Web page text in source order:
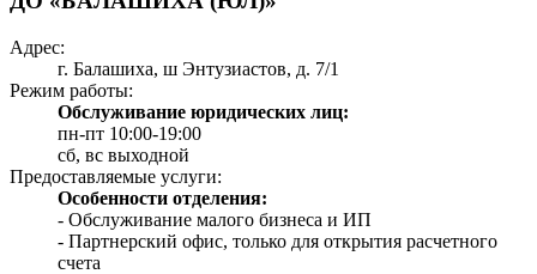
Адрес:
г. Балашиха, ш Энтузиастов, д. 7/1
Режим работы:
Обслуживание юридических лиц:
пн-пт 10:00-19:00
сб, вс выходной
Предоставляемые услуги:
Особенности отделения:
- Обслуживание малого бизнеса и ИП
- Партнерский офис, только для открытия расчетного
счета